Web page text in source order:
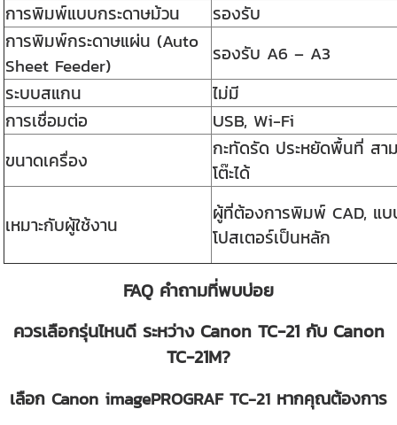
การพิมพ์แบบกระดาษม้วน
รองรับ
การพิมพ์กระดาษแผ่น (Auto
Sheet Feeder)
รองรับ A6 – A3
ระบบสแกน
ไม่มี
การเชื่อมต่อ
USB, Wi-Fi
ขนาดเครื่อง
กะทัดรัด ประหยัดพื้นที่ สา
โต๊ะได้
เหมาะกับผู้ใช้งาน
ผู้ที่ต้องการพิมพ์ CAD, แ
โปสเตอร์เป็นหลัก
FAQ คำถามที่พบบ่อย
ควรเลือกรุ่นไหนดี ระหว่าง Canon TC-21 กับ Canon
TC-21M?
เลือก Canon imagePROGRAF TC-21 หากคุณต้องการ